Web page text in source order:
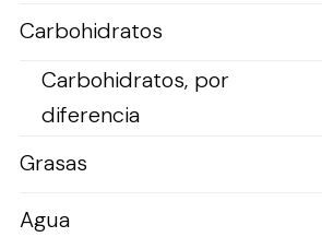
Carbohidratos
Carbohidratos, por
diferencia
Grasas
Agua